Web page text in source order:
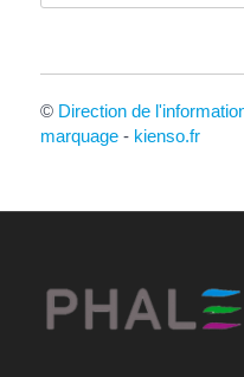
© Direction de
marquage- kienso.fr